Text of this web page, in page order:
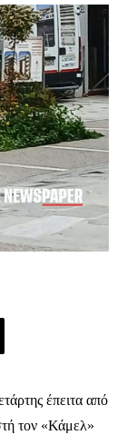
έπειτα από
τον «Κάμελ»